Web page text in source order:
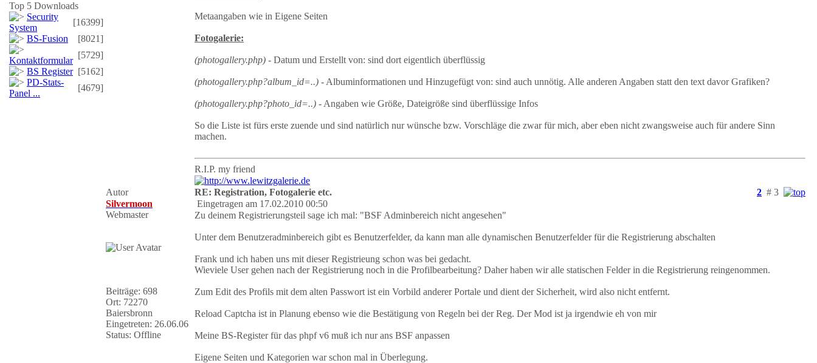
Top 5 Downloads
Security
System
[16399]
BS-Fusion
[8021]
Kontaktformular
[5729]
BS Register [5162]
PD-Stats-
Panel ...
[4679]
Metaangaben wie in Eigene Seiten
Fotogalerie:
(photogallery.php) - Datum und Erstellt von: sind dort eigentlich überflüssig
(photogallery.php?album_id=..) - Albuminformationen und Hinzugefügt von: sind auch unnötig. Alle anderen Angaben statt den text davor Grafiken?
(photogallery.php?photo_id=..) - Angaben wie Größe, Dateigröße sind überflüssige Infos
So die Liste ist fürs erste zuende und sind natürlich nur wünsche bzw. Vorschläge die zwar für mich, aber eben nicht zwangsweise auch für andere Sinn
machen.
R.I.P. my friend
Autor RE: Registration, Fotogalerie etc. 2 # 3
Silvermoon
Webmaster
Beiträge: 698
Ort: 72270
Baiersbronn
Eingetreten: 26.06.06
Status: Offline
Eingetragen am 17.02.2010 00:50
Zu deinem Registrierungsteil sage ich mal: "BSF Adminbereich nicht angesehen"
Unter dem Benutzeradminbereich gibt es Benutzerfelder, da kann man alle dynamischen Benutzerfelder für die Registrierung abschalten
Frank und ich haben uns mit dieser Registrieung schon was bei gedacht.
Wieviele User gehen nach der Registrierung noch in die Profilbearbeitung? Daher haben wir alle statischen Felder in die Registrierung reingenommen.
Zum Edit des Profils mit dem alten Passwort ist ein Vorbild anderer Portale und dient der Sicherheit, wird also nicht entfernt.
Reload Captcha ist in Planung ebenso wie die Bestätigung von Regeln bei der Reg. Der Mod ist ja irgendwie eh von mir
Meine BS-Register für das phpf v6 muß ich nur ans BSF anpassen
Eigene Seiten und Kategorien war schon mal in Überlegung.